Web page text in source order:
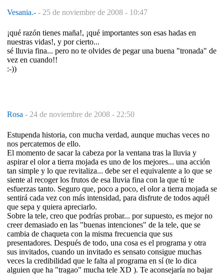
Vesania.- - 25 de noviembre de 2008 - 10:47
¡qué razón tienes maña!, ¡qué importantes son esas hadas en
nuestras vidas!, y por cierto...
sé lluvia fina... pero no te olvides de pegar una buena "tronada" de
vez en cuando!!
:-))
Rosa - 24 de noviembre de 2008 - 22:50
Estupenda historia, con mucha verdad, aunque muchas veces no
nos percatemos de ello.
El momento de sacar la cabeza por la ventana tras la lluvia y
aspirar el olor a tierra mojada es uno de los mejores... una acción
tan simple y lo que revitaliza... debe ser el equivalente a lo que se
siente al recoger los frutos de esa lluvia fina con la que tú te
esfuerzas tanto. Seguro que, poco a poco, el olor a tierra mojada se
sentirá cada vez con más intensidad, para disfrute de todos aquél
que sepa y quiera apreciarlo.
Sobre la tele, creo que podrías probar... por supuesto, es mejor no
creer demasiado en las "buenas intenciones" de la tele, que se
cambia de chaqueta con la misma frecuencia que sus
presentadores. Después de todo, una cosa es el programa y otra
sus invitados, cuando un invitado es sensato consigue muchas
veces la credibilidad que le falta al programa en sí (te lo dica
alguien que ha "tragao" mucha tele XD ). Te aconsejaría no bajar